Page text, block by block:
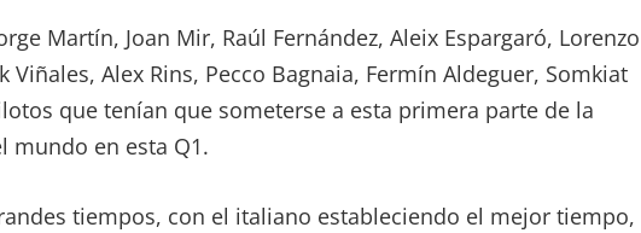
Martín, Joan Mir, Raúl Fernández, Aleix Espargaró, Lorenzo
Alex Rins, Pecco Bagnaia, Fermín Aldeguer, Somkiat
que tenían que someterse a esta primera parte de la
mundo en esta Q1.
tiempos, con el italiano estableciendo el mejor tiempo,